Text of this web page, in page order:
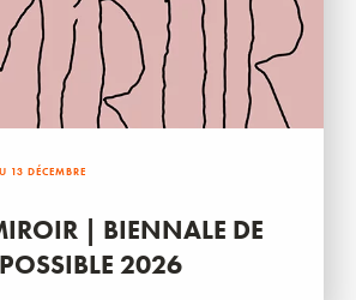
13 DÉCEMBRE
| BIENNALE DE
2026